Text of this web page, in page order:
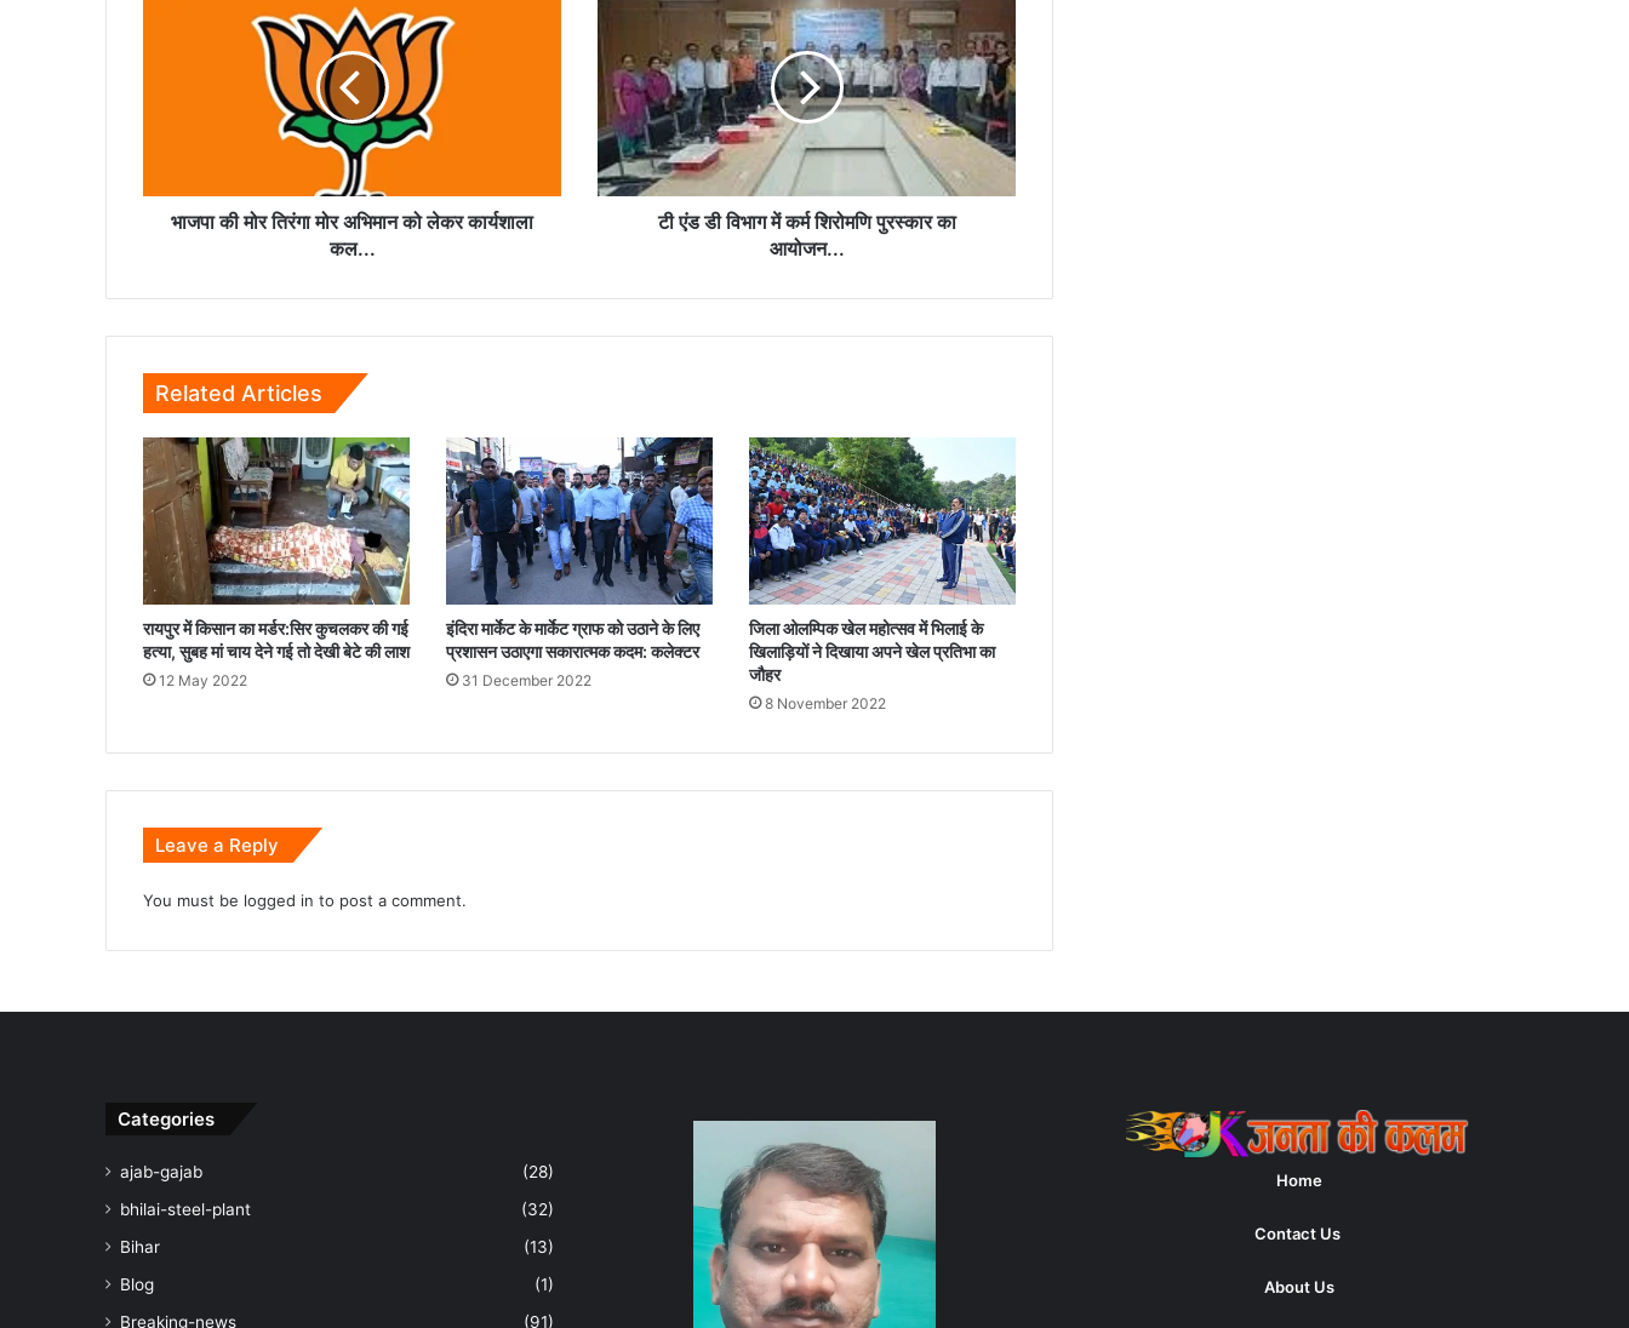
लोक कलाओं के संरक्षण और कलाकारों के आर्थिक
सशक्तीकरण की दिशा में संस्कृति विभाग की अभिनव
पहल…
“डिजिटल न्याय वितरण प्रणाली की नई गति :
प्रधान जिला एवं सत्र न्यायालय, दुर्ग में “मीडिएशन
3.0, न्याय श्रुति एवं ICJS” पर व्यापक संयुक्त
कार्यशाला आयोजित
कार्यशाला
कल...भाजपा की मोर तिरंगा मोर अभिमान को लेकर कार्यशाला
कल...
विभाग
शिरोमणि
पुरस्कार
का
टी एंड डी विभाग में कर्म शिरोमणि पुरस्कार का
आयोजन...
Related Articles
रायपुर में किसान का मर्डर:सिर कुचलकर की गई
हत्या, सुबह मां चाय देने गई तो देखी बेटे की लाश
12 May 2022
इंदिरा मार्केट के मार्केट ग्राफ को उठाने के लिए
प्रशासन उठाएगा सकारात्मक कदम: कलेक्टर
31 December 2022
जिला ओलम्पिक खेल महोत्सव में भिलाई के
खिलाड़ियों ने दिखाया अपने खेल प्रतिभा का
जौहर
8 November 2022
Leave a Reply
You must be logged in to post a comment.
Categories
ajab-gajab
(28)
bhilai-steel-plant
(32)
Bihar
(13)
Blog
(1)
Breaking-news
(91)
Home
Contact Us
About Us